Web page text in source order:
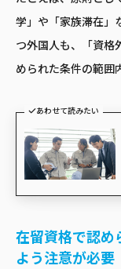
学」や「家族滞在」
つ外国人も、「資格
められた条件の範囲
あわせて読みたい
在留資格で認め
よう注意が必要